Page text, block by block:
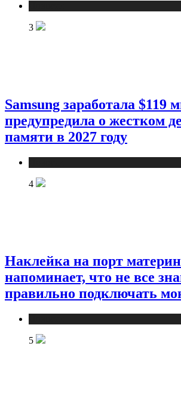
3
Samsung заработала $119
предупредила о жестком
памяти в 2027 году
4
Наклейка на порт
напоминает, что не все
правильно подключать
5